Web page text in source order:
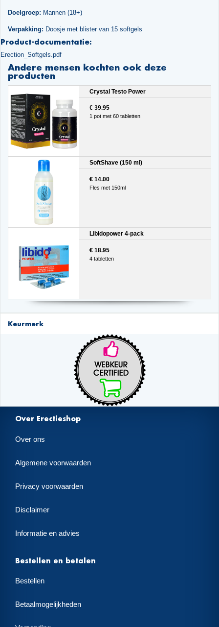
Doelgroep: Mannen (18+)
Verpakking: Doosje met blister van 15 softgels
Product-documentatie:
Erection_Softgels.pdf
Andere mensen kochten ook deze
producten
Crystal Testo Power
€ 39.95
1 pot met 60 tabletten
SoftShave (150 ml)
€ 14.00
Fles met 150ml
Libidopower 4-pack
€ 18.95
4 tabletten
Keurmerk
Over Erectieshop
Over ons
Algemene voorwaarden
Privacy voorwaarden
Disclaimer
Informatie en advies
Bestellen en betalen
Bestellen
Betaalmogelijkheden